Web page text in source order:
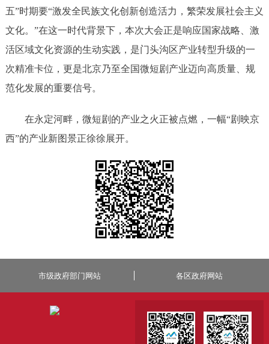
五”时期要“激发全民族文化创新创造活力，繁荣发展社会主义
文化。”在这一时代背景下，本次大会正是响应国家战略、激
活区域文化资源的生动实践，是门头沟区产业转型升级的一
次精准卡位，更是北京乃至全国微短剧产业迈向高质量、规
范化发展的重要信号。
在永定河畔，微短剧的产业之火正被点燃，一幅“剧映京
西”的产业新图景正徐徐展开。
市级政府部门网站 各区政府网站